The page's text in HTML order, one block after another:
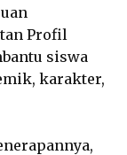
Profil
siswa
karakter,